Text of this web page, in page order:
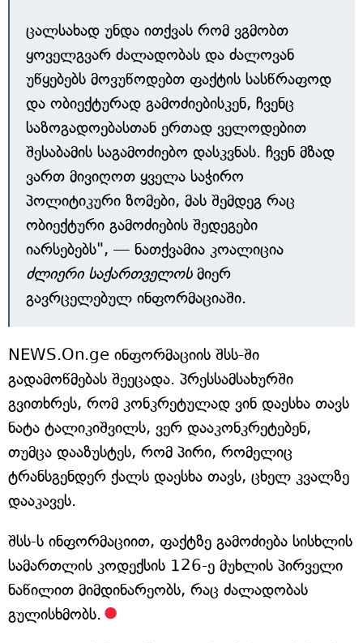
ცალსახად უნდა ითქვას რომ ვგმობთ
ყოველგვარ ძალადობას და ძალოვან
უწყებებს მოვუწოდებთ ფაქტის სასწრაფოდ
და ობიექტურად გამოძიებისკენ, ჩვენც
საზოგადოებასთან ერთად ველოდებით
შესაბამის საგამოძიებო დასკვნას. ჩვენ მზად
ვართ მივიღოთ ყველა საჭირო
პოლიტიკური ზომები, მას შემდეგ რაც
ობიექტური გამოძიების შედეგები
იარსებებს", — ნათქვამია კოალიცია
ძლიერი საქართველოსმიერ
გავრცელებულ ინფორმაციაში.
NEWS.On.ge ინფორმაციის შსს-ში
გადამოწმებას შეეცადა. პრესსამსახურში
გვითხრეს, რომ კონკრეტულად ვინ დაესხა თავს
ნატა ტალიკიშვილს, ვერ დააკონკრეტებენ,
თუმცა დააზუსტეს, რომ პირი, რომელიც
ტრანსგენდერ ქალს დაესხა თავს, ცხელ კვალზე
დააკავეს.
შსს-ს ინფორმაციით, ფაქტზე გამოძიება სისხლის
სამართლის კოდექსის 126-ე მუხლის პირველი
ნაწილით მიმდინარეობს, რაც ძალადობას
გულისხმობს.